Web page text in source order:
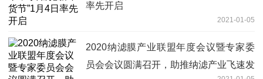
率先开启
2021-01-05
2020纳滤膜产业联盟年度会议暨专家委
员会会议圆满召开，助推纳滤产业飞速发